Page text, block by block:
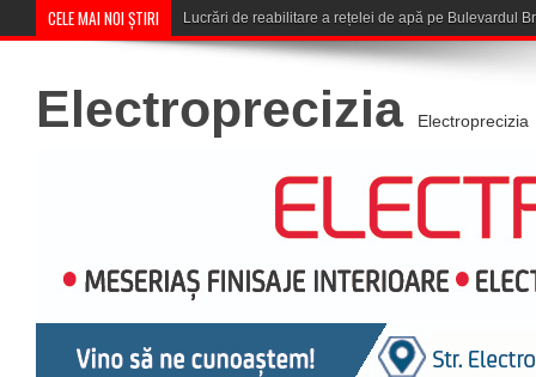
CELE MAI NOI ȘTIRI Corona Brașov se califică în T
Electroprecizia Electroprecizia